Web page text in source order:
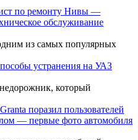
по ремонту Нивы —
обслуживание
из самых популярных
устранения на УАЗ
который
поразил пользователей
— первые фото автомобиля